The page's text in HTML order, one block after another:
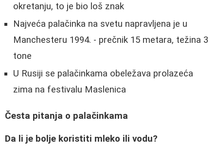
okretanju, to je bio loš znak
Najveća palačinka na svetu napravljena je u
Manchesteru 1994. - prečnik 15 metara, težina 3
tone
U Rusiji se palačinkama obeležava prolazeća
zima na festivalu Maslenica
Česta pitanja o palačinkama
Da li je bolje koristiti mleko ili vodu?